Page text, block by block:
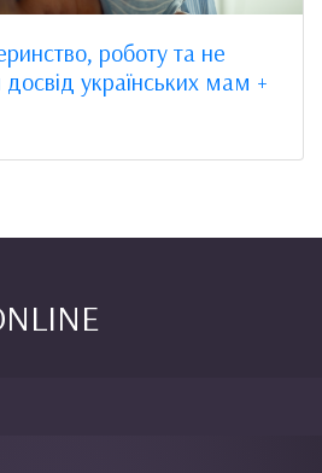
роботу та не
досвід українських мам +